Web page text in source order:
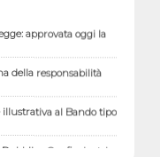
approvata oggi la
della responsabilità
al Bando tipo
Confindustria